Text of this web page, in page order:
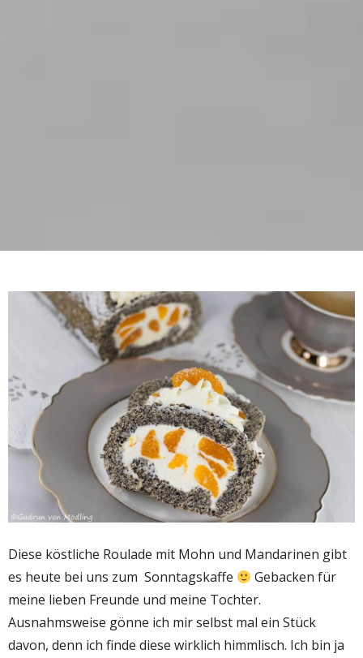
Diese köstliche Roulade mit Mohn und Mandarinen gibt
es heute bei uns zum Sonntagskaffe
Gebacken für
meine lieben Freunde und meine Tochter.
Ausnahmsweise gönne ich mir selbst mal ein Stück
davon, denn ich finde diese wirklich himmlisch. Ich bin ja